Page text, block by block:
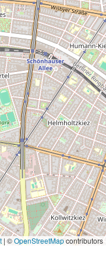
| ©OpenStreetMapcontributors